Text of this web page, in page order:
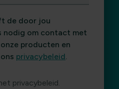
de door jou
nodig om contact met
producten en
privacybeleid.
privacybeleid.